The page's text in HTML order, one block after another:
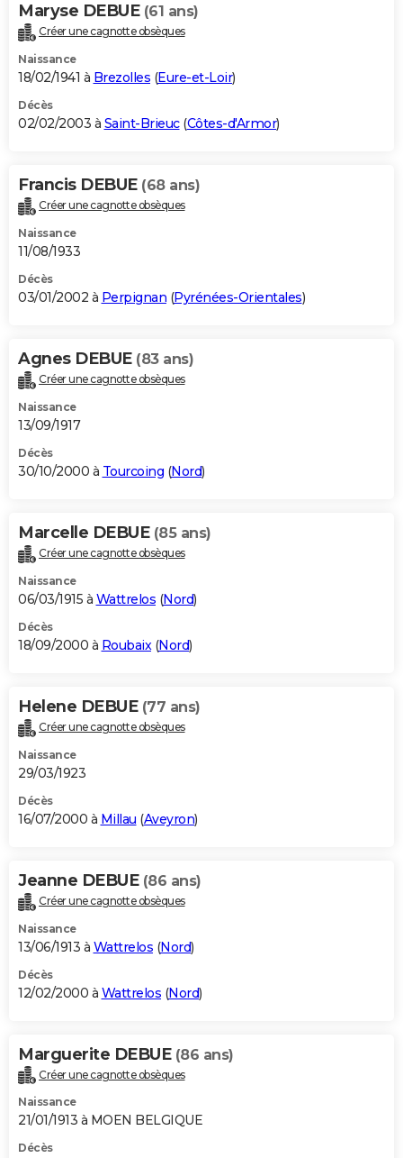
Maryse DEBUE (61 ans)
Créer une cagnotte obsèques
Naissance
18/02/1941 à Brezolles (Eure-et-Loir)
Décès
02/02/2003 à Saint-Brieuc(Côtes-d'Armor)
Francis DEBUE (68 ans)
Créer une cagnotte obsèques
Naissance
11/08/1933
Décès
03/01/2002 à Perpignan (Pyrénées-Orientales)
Agnes DEBUE (83 ans)
Créer une cagnotte obsèques
Naissance
13/09/1917
Décès
30/10/2000 à Tourcoing (Nord)
Marcelle DEBUE (85 ans)
Créer une cagnotte obsèques
Naissance
06/03/1915 à Wattrelos (Nord)
Décès
18/09/2000 à Roubaix(Nord)
Helene DEBUE (77 ans)
Créer une cagnotte obsèques
Naissance
29/03/1923
Décès
16/07/2000 à Millau (Aveyron)
Jeanne DEBUE (86 ans)
Créer une cagnotte obsèques
Naissance
13/06/1913 à Wattrelos (Nord)
Décès
12/02/2000 à Wattrelos (Nord)
Marguerite DEBUE (86 ans)
Créer une cagnotte obsèques
Naissance
21/01/1913 à MOEN BELGIQUE
Décès